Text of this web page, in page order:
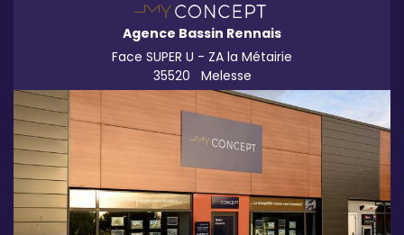
Agence Bassin Rennais
Face SUPER U - ZA la Métairie
35520
Melesse